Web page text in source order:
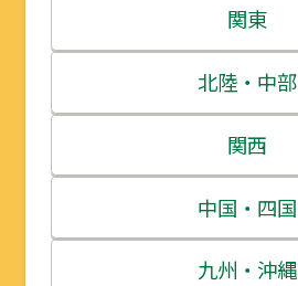
北海道
青森県
岩手県
宮城県
秋田県
関東
茨城県
栃木県
群馬県
埼玉県
北陸・中部
新潟県
富山県
石川県
関西
三重県
滋賀県
中国・四国
鳥取県
九州・沖縄